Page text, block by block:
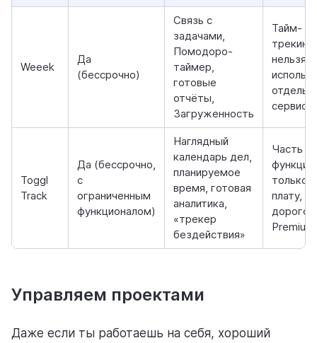
Weeek
Да
(бессрочно)
Связь с
задачами,
Помодоро-
таймер,
готовые
отчёты,
Загруженность
Тайм-
трекинг
нельзя
сервиса
Toggl
Track
Да (бессрочно,
с
ограниченным
функционалом)
Наглядный
календарь дел,
планируемое
время, готовая
аналитика,
«трекер
бездействия»
Часть
функций
только
плату,
дорогой
Premium
Управляем проектами
Даже если ты работаешь на себя, хороший